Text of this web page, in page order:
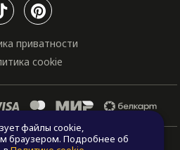
приватности
cookie
"One house", 2011 - 2026
файлы cookie,
браузером. Подробнее об